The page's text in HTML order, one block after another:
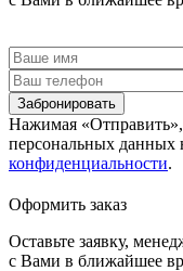
Забронировать
Нажимая «Отправить»,
персональных данных
конфиденциальности.
Оформить заказ
Оставьте заявку,
с Вами в ближайшее